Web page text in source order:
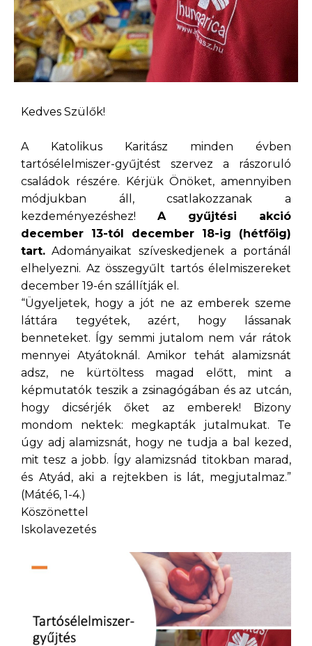
Kedves Szülők!
A Katolikus Karitász minden évben
tartósélelmiszer-gyűjtést szervez a rászoruló
családok részére. Kérjük Önöket, amennyiben
módjukban áll, csatlakozzanak a
kezdeményezéshez! A gyűjtési akció
december 13-tól december 18-ig (hétfőig)
tart. Adományaikat szíveskedjenek a portánál
elhelyezni. Az összegyűlt tartós élelmiszereket
december 19-én szállítják el.
“Ügyeljetek, hogy a jót ne az emberek szeme
láttára tegyétek, azért, hogy lássanak
benneteket. Így semmi jutalom nem vár rátok
mennyei Atyátoknál. Amikor tehát alamizsnát
adsz, ne kürtöltess magad előtt, mint a
képmutatók teszik a zsinagógában és az utcán,
hogy dicsérjék őket az emberek! Bizony
mondom nektek: megkapták jutalmukat. Te
úgy adj alamizsnát, hogy ne tudja a bal kezed,
mit tesz a jobb. Így alamizsnád titokban marad,
és Atyád, aki a rejtekben is lát, megjutalmaz.”
(Máté6, 1-4.)
Köszönettel
Iskolavezetés